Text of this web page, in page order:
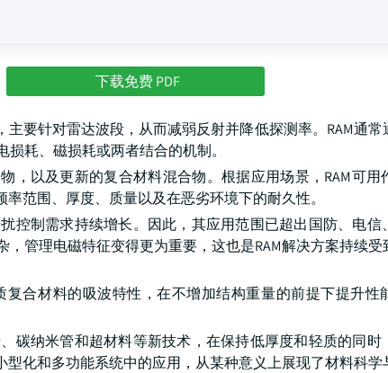
下载免费 PDF
要针对雷达波段，从而减弱反射并降低探测率。RAM通
耗、磁损耗或两者结合的机制。
，以及更新的复合材料混合物。根据应用场景，RAM可用
范围、厚度、质量以及在恶劣环境下的耐久性。
控制需求持续增长。因此，其应用范围已超出国防、电信
管理电磁特征变得更为重要，这也是RAM解决方案持续受
合材料的吸波特性，在不增加结构重量的前提下提升性
碳纳米管和超材料等新技术，在保持低厚度和轻质的同时
化和多功能系统中的应用，从某种意义上展现了材料科学